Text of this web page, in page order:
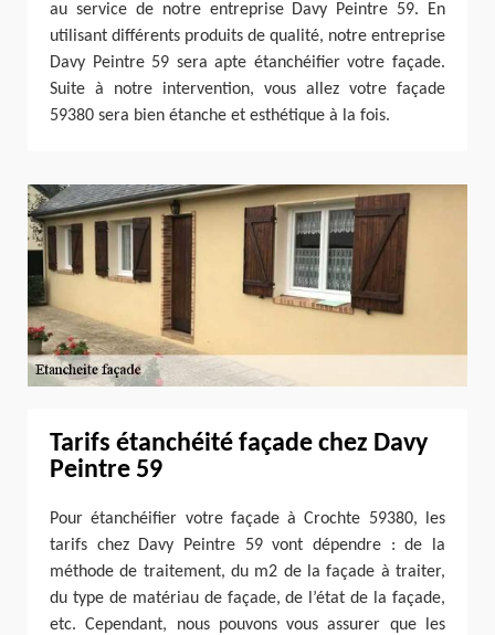
au service de notre entreprise Davy Peintre 59. En
utilisant différents produits de qualité, notre entreprise
Davy Peintre 59 sera apte étanchéifier votre façade.
Suite à notre intervention, vous allez votre façade
59380 sera bien étanche et esthétique à la fois.
Tarifs étanchéité façade chez Davy
Peintre 59
Pour étanchéifier votre façade à Crochte 59380, les
tarifs chez Davy Peintre 59 vont dépendre : de la
méthode de traitement, du m2 de la façade à traiter,
du type de matériau de façade, de l’état de la façade,
etc. Cependant, nous pouvons vous assurer que les